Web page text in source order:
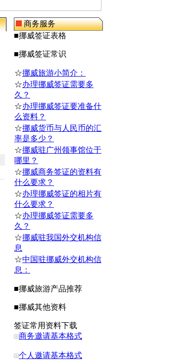
商务服务
■挪威签证表格
■挪威签证常识
☆挪威旅游小简介：
☆办理挪威签证需要多
久？
☆办理挪威签证要准备什
么资料？
☆挪威货币与人民币的汇
率是多少？
☆挪威驻广州领事馆位于
哪里？
☆挪威商务签证的资料有
什么要求？
☆办理挪威签证的相片有
什么要求？
☆办理挪威签证需要多
久？
☆挪威驻我国外交机构信
息
☆中国驻挪威外交机构信
息：
■挪威旅游产品推荐
■挪威其他资料
签证常用资料下载
商务邀请基本格式
个人邀请基本格式